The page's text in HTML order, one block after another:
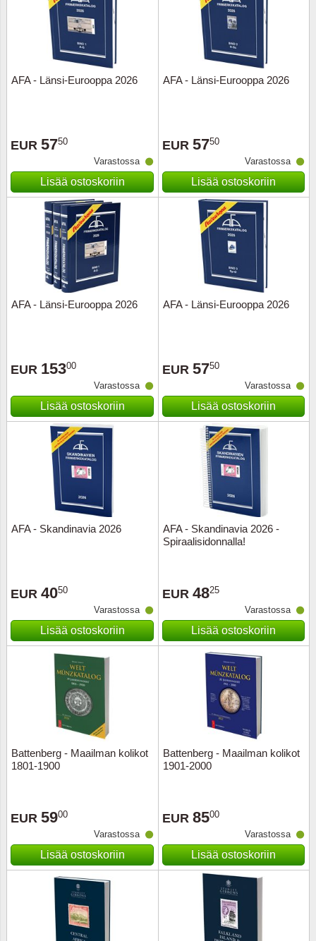
AFA - Länsi-Eurooppa 2026
EUR 5750
Varastossa
Lisää ostoskoriin
AFA - Länsi-Eurooppa 2026
EUR 5750
Varastossa
Lisää ostoskoriin
AFA - Länsi-Eurooppa 2026
EUR 15300
Varastossa
Lisää ostoskoriin
AFA - Länsi-Eurooppa 2026
EUR 5750
Varastossa
Lisää ostoskoriin
AFA - Skandinavia 2026
EUR 4050
Varastossa
Lisää ostoskoriin
AFA - Skandinavia 2026 -
Spiraalisidonnalla!
EUR 4825
Varastossa
Lisää ostoskoriin
Battenberg - Maailman kolikot
1801-1900
EUR 5900
Varastossa
Lisää ostoskoriin
Battenberg - Maailman kolikot
1901-2000
EUR 8500
Varastossa
Lisää ostoskoriin